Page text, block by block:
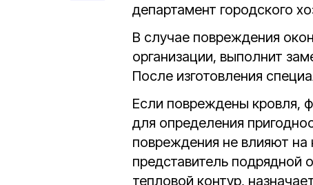
департамент городского
В случае повреждения
организации, выполнит
После изготовления
Если повреждены кровля,
для определения
повреждения не влияют на
представитель подрядной
тепловой контур,